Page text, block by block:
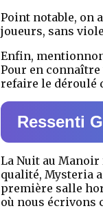
Point notable, on
joueurs, sans
Enfin,
Pour en
refaire le déroulé
Ressenti
La Nuit au
qualité, Mysteria
première salle
où nous écrivons